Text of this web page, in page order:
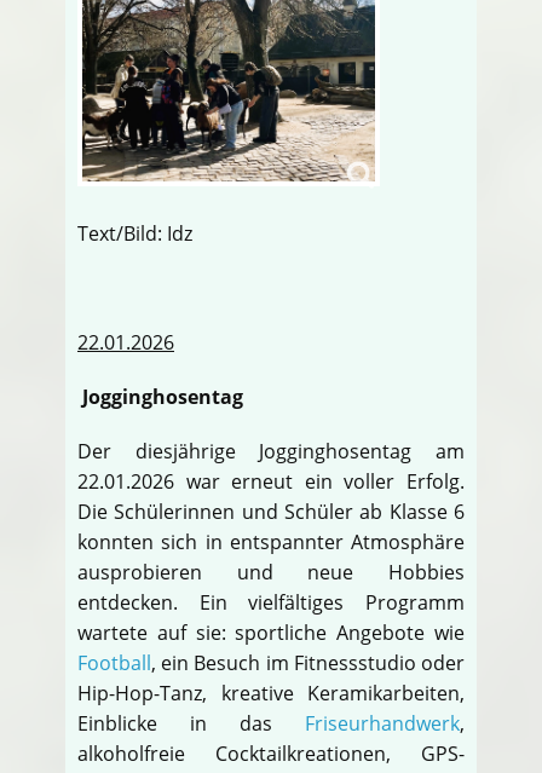
Text/Bild: Idz
22.01.2026
Jogginghosentag
Der diesjährige Jogginghosentag am
22.01.2026 war erneut ein voller Erfolg.
Die Schülerinnen und Schüler ab Klasse 6
konnten sich in entspannter Atmosphäre
ausprobieren und neue Hobbies
entdecken. Ein vielfältiges Programm
wartete auf sie: sportliche Angebote wie
Football, ein Besuch im Fitnessstudio oder
Hip-Hop-Tanz, kreative Keramikarbeiten,
Einblicke in das Friseurhandwerk,
alkoholfreie Cocktailkreationen, GPS-